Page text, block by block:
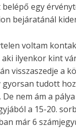
egy
bejáratánál
voltam
ilyenkor kint
visszaszedje a
tudott
nem ám a
a 15-20.
már 6